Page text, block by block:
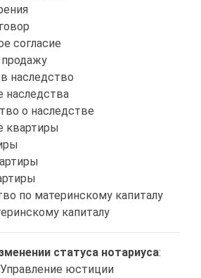
согласие
продажу
наследство
наследства
о наследстве
квартиры
по материнскому капиталу
капиталу
статуса нотариуса:
юстиции